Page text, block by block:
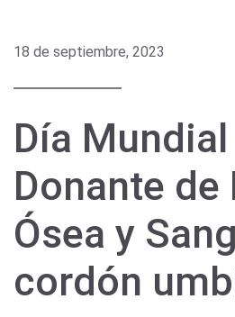
18 de septiembre, 2023
Día
Donante de
Ósea y
cordón